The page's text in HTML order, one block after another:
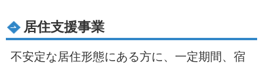
居住支援事業
不安定な居住形態にある方に、一定期間、宿